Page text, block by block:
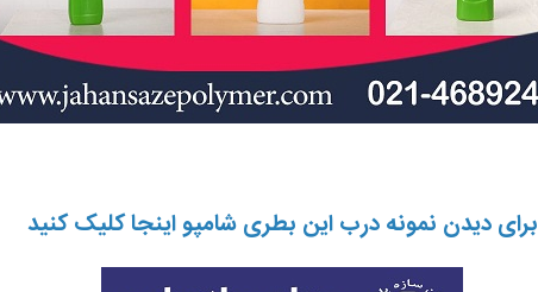
برای دیدن نمونه درب این بطری شامپو اینجا کلیک کنید